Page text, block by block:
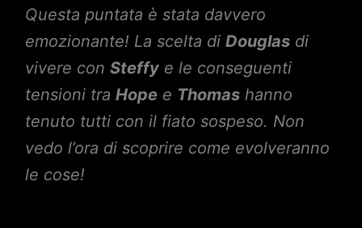
Questa puntata è stata davvero
emozionante! La scelta di Douglasdi
vivere con Steffye le conseguenti
tensioni tra Hopee Thomashanno
tenuto tutti con il fiato sospeso. Non
vedo l’ora di scoprire come evolveranno
le cose!